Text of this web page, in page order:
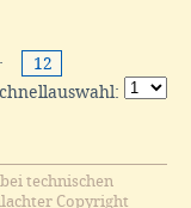
12
technischen
Copyright